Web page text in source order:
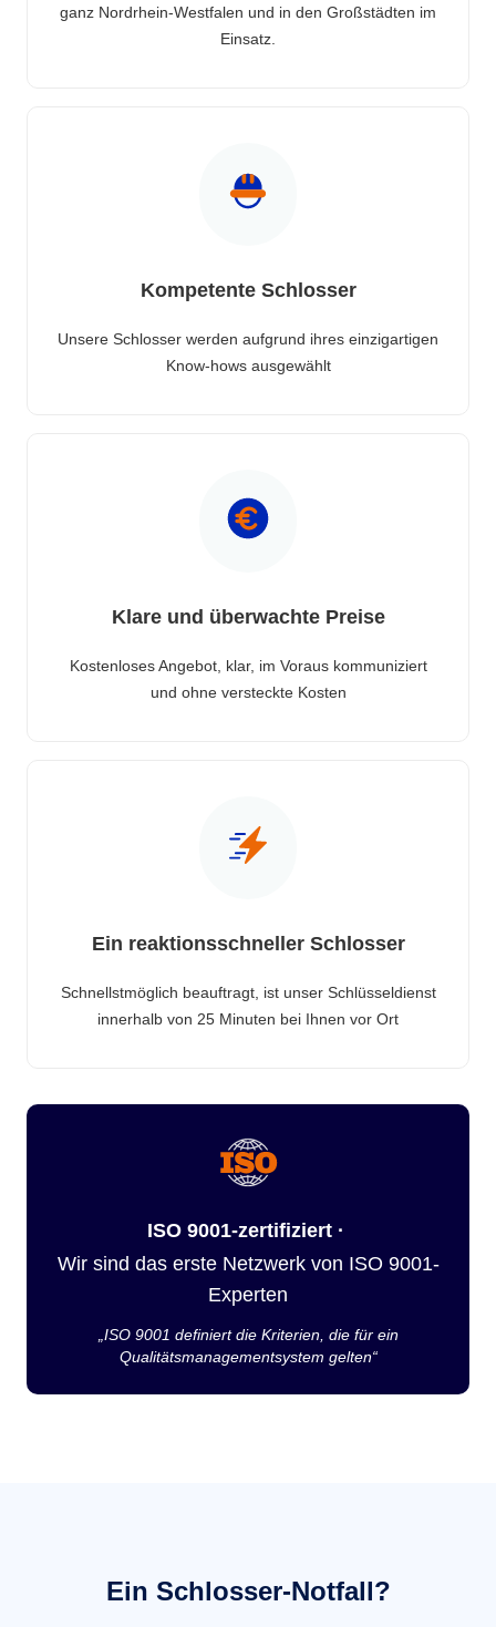
ganz Nordrhein-Westfalen und in den Großstädten im
Einsatz.
Kompetente Schlosser
Unsere Schlosser werden aufgrund ihres einzigartigen
Know-hows ausgewählt
Klare und überwachte Preise
Kostenloses Angebot, klar, im Voraus kommuniziert
und ohne versteckte Kosten
Ein reaktionsschneller Schlosser
Schnellstmöglich beauftragt, ist unser Schlüsseldienst
innerhalb von 25 Minuten bei Ihnen vor Ort
ISO 9001-zertifiziert ·
Wir sind das erste Netzwerk von ISO 9001-
Experten
„ISO 9001 definiert die Kriterien, die für ein
Qualitätsmanagementsystem gelten“
Ein Schlosser-Notfall?